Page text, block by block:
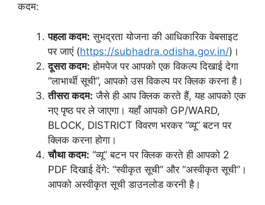
कदम:
पहला कदम: सुभद्रता योजना की आधिकारिक वेबसाइट
पर जाएं (https://subhadra.odisha.gov.in/)।
दूसरा कदम: होमपेज पर आपको एक विकल्प दिखाई देगा
“लाभार्थी सूची”, आपको उस विकल्प पर क्लिक करना है।
तीसरा कदम: जैसे ही आप क्लिक करते हैं, यह आपको एक
नए पृष्ठ पर ले जाएगा। यहाँ आपको GP/WARD,
BLOCK, DISTRICT विवरण भरकर “व्यू” बटन पर
क्लिक करना होगा।
चौथा कदम: “व्यू” बटन पर क्लिक करते ही आपको 2
PDF दिखाई देंगे: “स्वीकृत सूची” और “अस्वीकृत सूची”।
आपको अस्वीकृत सूची डाउनलोड करनी है।